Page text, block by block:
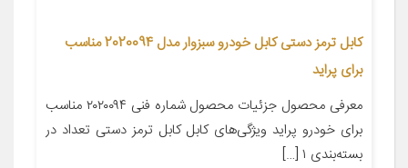
کابل ترمز دستی کابل خودرو سبزوار مدل 2020094 مناسب
برای پراید
معرفی محصول جزئیات محصول شماره فنی ۲۰۲۰۰۹۴ مناسب
برای خودرو پراید ویژگی‌های کابل کابل ترمز دستی تعداد در
بسته‌بندی ۱ […]